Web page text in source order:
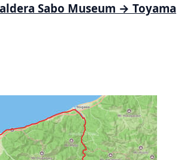
Sabo Museum → Toyama